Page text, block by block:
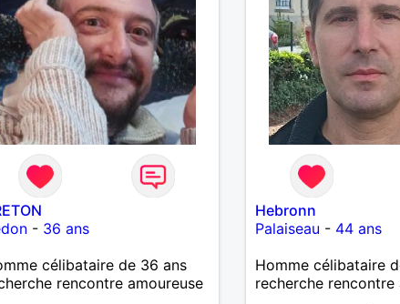
- 36 ans
célibataire de 36 ans
rencontre amoureuse
Hebronn
Palaiseau - 44 ans
Homme célibataire
recherche rencontre